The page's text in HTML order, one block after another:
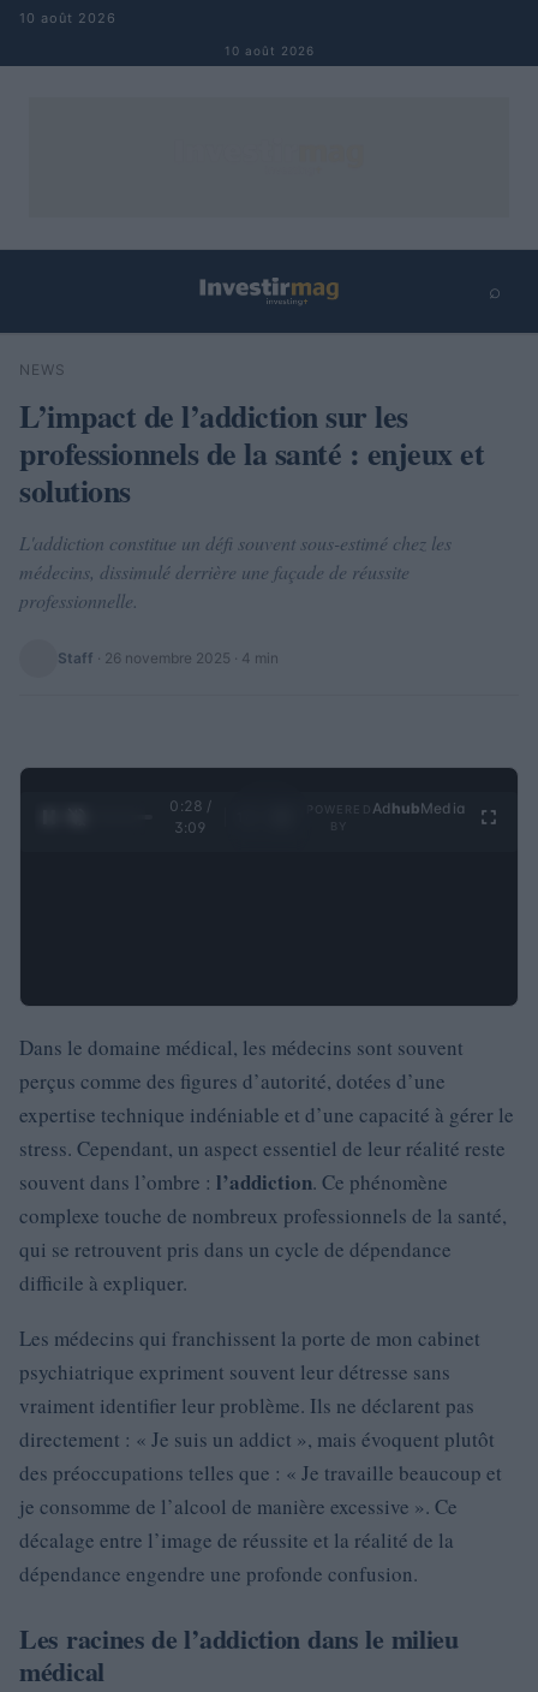
Aller au contenu
10 août 2026
10 août 2026
⌕
Rechercher
NEWS
L’impact de l’addiction sur les
professionnels de la santé : enjeux et
solutions
L'addiction constitue un défi souvent sous-estimé chez les
médecins, dissimulé derrière une façade de réussite
professionnelle.
Staff · 26 novembre 2025 · 4 min
0:29 /
3:09
Ad hubMedia
Dans le domaine médical, les médecins sont souvent
perçus comme des figures d’autorité, dotées d’une
expertise technique indéniable et d’une capacité à gérer le
stress. Cependant, un aspect essentiel de leur réalité reste
souvent dans l’ombre : l’addiction. Ce phénomène
complexe touche de nombreux professionnels de la santé,
qui se retrouvent pris dans un cycle de dépendance
difficile à expliquer.
Les médecins qui franchissent la porte de mon cabinet
psychiatrique expriment souvent leur détresse sans
vraiment identifier leur problème. Ils ne déclarent pas
directement : « Je suis un addict », mais évoquent plutôt
des préoccupations telles que : « Je travaille beaucoup et
je consomme de l’alcool de manière excessive ». Ce
décalage entre l’image de réussite et la réalité de la
dépendance engendre une profonde confusion.
Les racines de l’addiction dans le milieu
médical